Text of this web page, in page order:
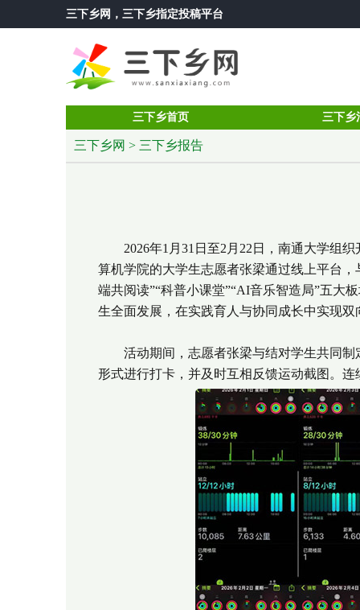
三下乡网 ，三下乡指定投稿平台
三下乡首页 三下乡
三下乡网 > 三下乡报告
2026年1月31日至2月22日，南通大学组织
算机学院的大学生志愿者张梁通过线上平台
端共阅读”“科普小课堂”“AI音乐智造局”五大
生全面发展，在实践育人与协同成长中实现双
活动期间，志愿者张梁与结对学生共同制
形式进行打卡，并及时互相反馈运动截图。